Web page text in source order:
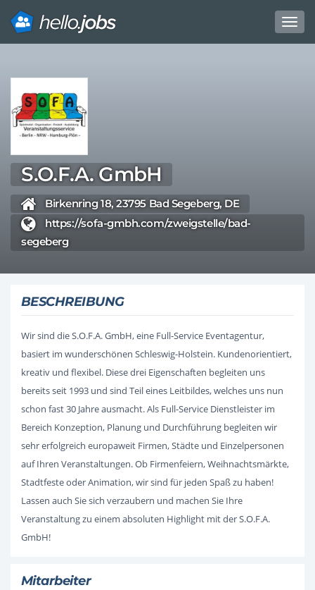
S.O.F.A. GmbH
Birkenring 18, 23795 Bad Segeberg, DE
https://sofa-gmbh.com/zweigstelle/bad-
segeberg
BESCHREIBUNG
Wir sind die S.O.F.A. GmbH, eine Full-Service Eventagentur,
basiert im wunderschönen Schleswig-Holstein. Kundenorientiert,
kreativ und flexibel. Diese drei Eigenschaften begleiten uns
bereits seit 1993 und sind Teil eines Leitbildes, welches uns nun
schon fast 30 Jahre ausmacht. Als Full-Service Dienstleister im
Bereich Konzeption, Planung und Durchführung begleiten wir
sehr erfolgreich europaweit Firmen, Städte und Einzelpersonen
auf Ihren Veranstaltungen. Ob Firmenfeiern, Weihnachtsmärkte,
Stadtfeste oder Animation, wir sind für jeden Spaß zu haben!
Lassen auch Sie sich verzaubern und machen Sie Ihre
Veranstaltung zu einem absoluten Highlight mit der S.O.F.A.
GmbH!
Mitarbeiter